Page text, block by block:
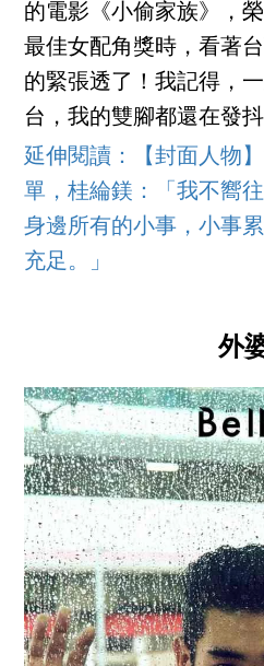
的電影《小偷家族》，
最佳女配角獎時，看著
的緊張透了！我記得，
台，我的雙腳都還在發抖
延伸閱讀：【封面人物
單，桂綸鎂：「我不嚮
身邊所有的小事，小事
充足。」
外